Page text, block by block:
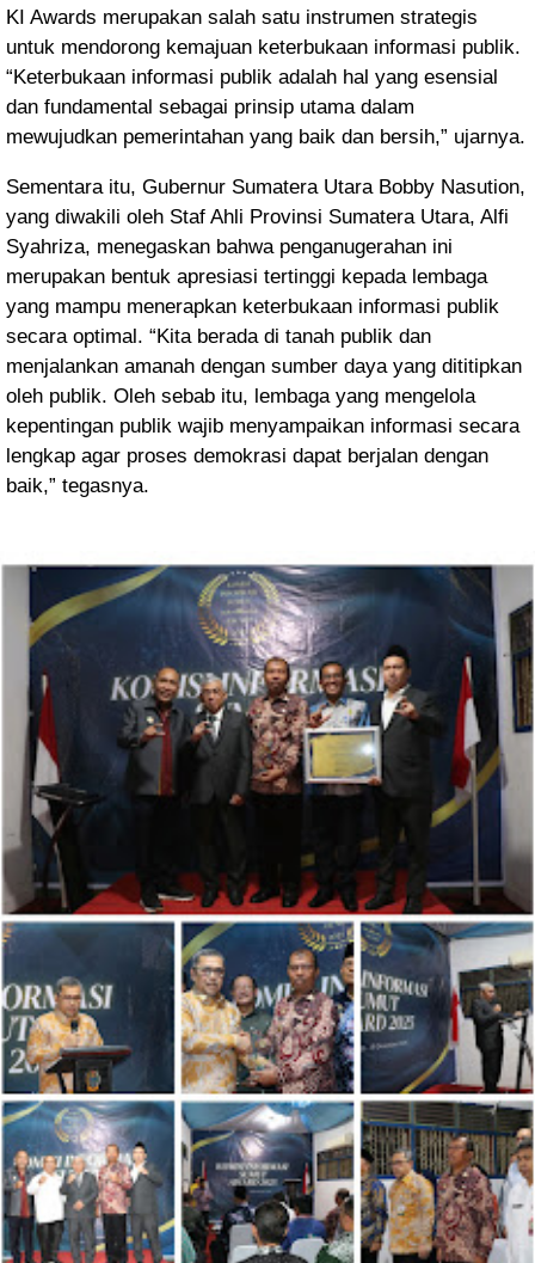
KI Awards merupakan salah satu instrumen strategis
untuk mendorong kemajuan keterbukaan informasi publik.
“Keterbukaan informasi publik adalah hal yang esensial
dan fundamental sebagai prinsip utama dalam
mewujudkan pemerintahan yang baik dan bersih,” ujarnya.
Sementara itu, Gubernur Sumatera Utara Bobby Nasution,
yang diwakili oleh Staf Ahli Provinsi Sumatera Utara, Alfi
Syahriza, menegaskan bahwa penganugerahan ini
merupakan bentuk apresiasi tertinggi kepada lembaga
yang mampu menerapkan keterbukaan informasi publik
secara optimal. “Kita berada di tanah publik dan
menjalankan amanah dengan sumber daya yang dititipkan
oleh publik. Oleh sebab itu, lembaga yang mengelola
kepentingan publik wajib menyampaikan informasi secara
lengkap agar proses demokrasi dapat berjalan dengan
baik,” tegasnya.